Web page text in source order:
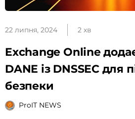
22 липня, 2024 2 хв
Exchange Online
DANE із DNSSEC для
безпеки
ProIT NEWS